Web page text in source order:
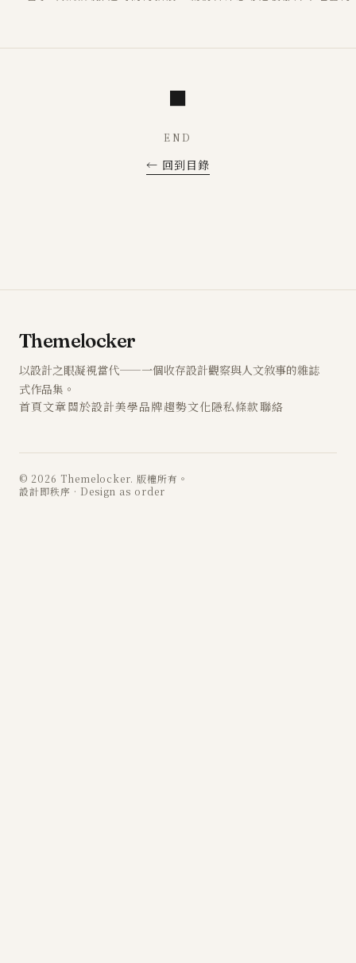
END
← 回到目錄
Themelocker
以設計之眼凝視當代——一個收存設計觀察與人文敘事的雜誌
式作品集。
首頁文章關於設計美學品牌趨勢文化隱私條款聯絡
© 2026 Themelocker. 版權所有。
設計即秩序 · Design as order